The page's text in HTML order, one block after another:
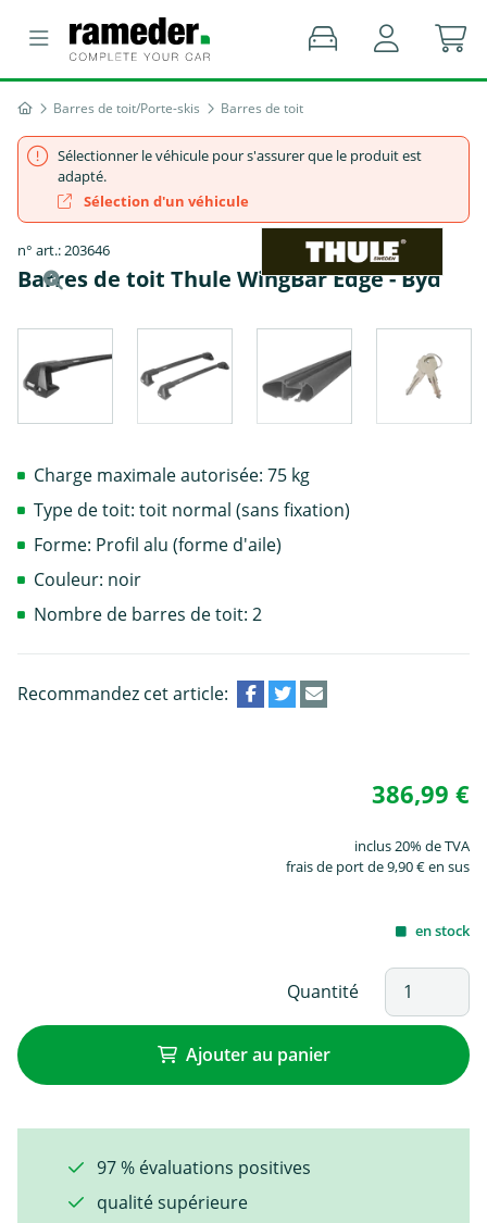
Barres de toit/Porte-skis Barres de toit
Sélectionner le véhicule pour s'assurer que le produit est
adapté.
Sélection d'un véhicule
n° art.: 203646
Barres de toit Thule WingBar Edge - Byd
Charge maximale autorisée: 75 kg
Type de toit: toit normal (sans fixation)
Forme: Profil alu (forme d'aile)
Couleur: noir
Nombre de barres de toit: 2
Recommandez cet article:
386,99 €
inclus 20% de TVA
frais de port de 9,90 € en sus
en stock
Quantité
Ajouter au panier
97 % évaluations positives
qualité supérieure